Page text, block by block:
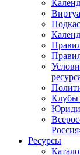
Клубы
Ресурсы